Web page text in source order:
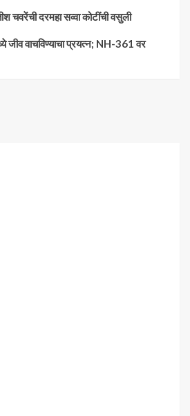
चवरेंची दरमहा सव्वा कोटींची वसुली
जीव वाचविण्याचा प्रयत्न; NH-361 वर